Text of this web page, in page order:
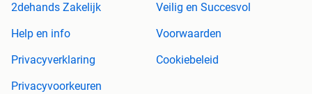
2dehands Zakelijk
Veilig en Succesvol
Help en info
Voorwaarden
Privacyverklaring
Cookiebeleid
Privacyvoorkeuren